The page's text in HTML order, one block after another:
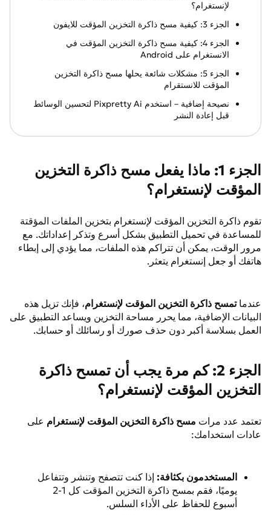
لإنستغرام؟
الجزء 3: كيفية مسح ذاكرة التخزين المؤقت للايفون
الجزء 4: كيفية مسح ذاكرة التخزين المؤقت في
الانستغرام على Android
الجزء 5: مشكلات شائعة يحلها مسح ذاكرة التخزين
المؤقت للانستقرام
نصيحة إضافية – استخدم Pixpretty Ai لتحسين الوسائط
قبل إعادة النشر
الجزء 1: ماذا يفعل مسح ذاكرة التخزين
المؤقت لإنستغرام؟
تقوم ذاكرة التخزين المؤقت لإنستغرام بتخزين الملفات المؤقتة
للمساعدة في تحميل التطبيق بشكل أسرع وتذكر إعداداتك. مع
مرور الوقت، يمكن أن تتراكم هذه الملفات، مما يؤدي إلى إبطاء
هاتفك أو جعل إنستغرام يتعثر.
عندماتمسح ذاكرة التخزين المؤقت لإنستغرام، فإنك تزيل هذه
البيانات الإضافية، مما يحرر مساحة التخزين ويساعد التطبيق على
العمل بسلاسة أكبر دون حذف صورك أو رسائلك أو حسابك.
الجزء 2: كم مرة يجب أن تمسح ذاكرة
التخزين المؤقت لإنستغرام؟
تعتمد عدد مرات مسح ذاكرة التخزين المؤقت لإنستغرام على
عادات استخدامك:
المستخدمون بكثافة: إذا كنت تتصفح وتنشر وتتفاعل
يوميًا، فقم بمسح ذاكرة التخزين المؤقت كل 1-2
أسبوع للحفاظ على الأداء السلس.